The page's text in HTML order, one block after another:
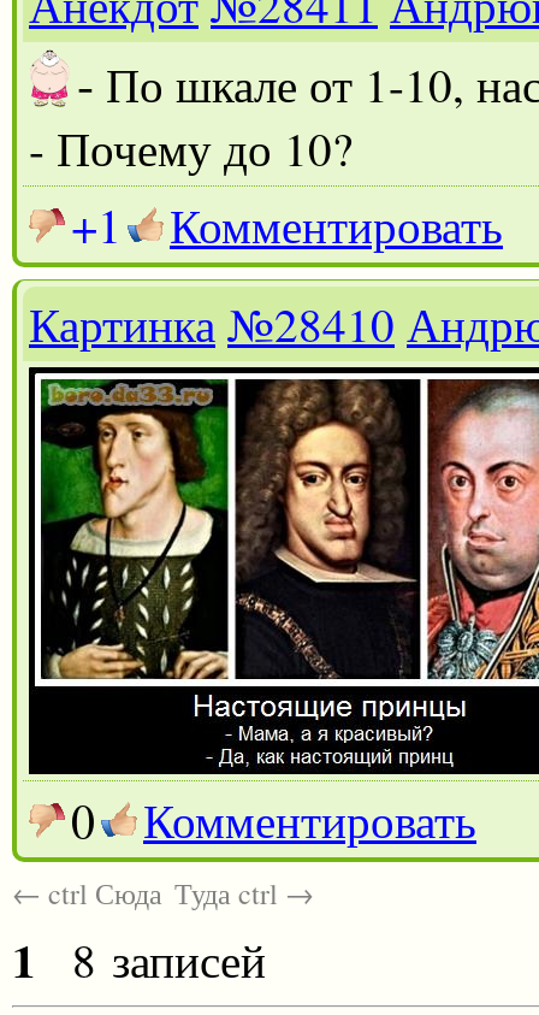
- По шкале от 1-10,
- Почему до 10?
+1
Комментировать
Картинка№28410
0 Комментировать
← ctrl Сюда Туда ctrl →
1 8 записей